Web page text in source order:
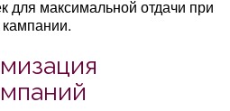
для максимальной отдачи при